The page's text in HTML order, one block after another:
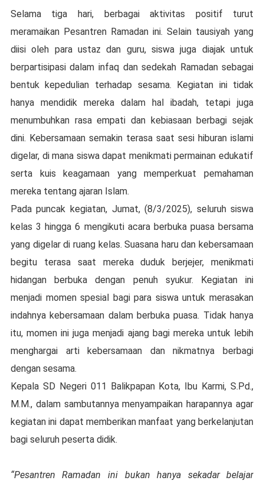
Selama tiga hari, berbagai aktivitas positif turut
meramaikan Pesantren Ramadan ini. Selain tausiyah yang
diisi oleh para ustaz dan guru, siswa juga diajak untuk
berpartisipasi dalam infaq dan sedekah Ramadan sebagai
bentuk kepedulian terhadap sesama. Kegiatan ini tidak
hanya mendidik mereka dalam hal ibadah, tetapi juga
menumbuhkan rasa empati dan kebiasaan berbagi sejak
dini. Kebersamaan semakin terasa saat sesi hiburan islami
digelar, di mana siswa dapat menikmati permainan edukatif
serta kuis keagamaan yang memperkuat pemahaman
mereka tentang ajaran Islam.
Pada puncak kegiatan, Jumat, (8/3/2025), seluruh siswa
kelas 3 hingga 6 mengikuti acara berbuka puasa bersama
yang digelar di ruang kelas. Suasana haru dan kebersamaan
begitu terasa saat mereka duduk berjejer, menikmati
hidangan berbuka dengan penuh syukur. Kegiatan ini
menjadi momen spesial bagi para siswa untuk merasakan
indahnya kebersamaan dalam berbuka puasa. Tidak hanya
itu, momen ini juga menjadi ajang bagi mereka untuk lebih
menghargai arti kebersamaan dan nikmatnya berbagi
dengan sesama.
Kepala SD Negeri 011 Balikpapan Kota, Ibu Karmi, S.Pd.,
M.M., dalam sambutannya menyampaikan harapannya agar
kegiatan ini dapat memberikan manfaat yang berkelanjutan
bagi seluruh peserta didik.
“Pesantren Ramadan ini bukan hanya sekadar belajar